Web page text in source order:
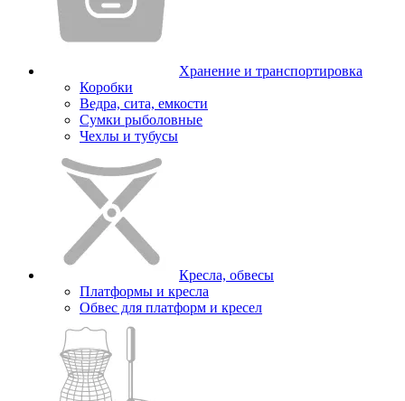
Хранение и транспортировка
Коробки
Ведра, сита, емкости
Сумки рыболовные
Чехлы и тубусы
Кресла, обвесы
Платформы и кресла
Обвес для платформ и кресел